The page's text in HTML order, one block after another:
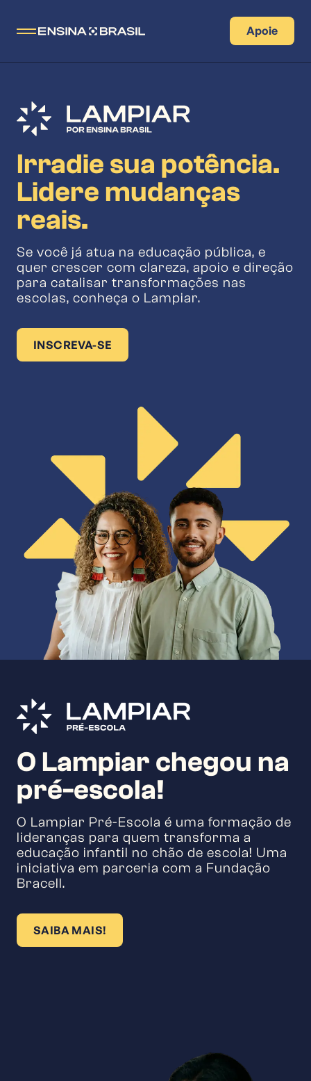
Apoie
Homepage
Sobre Nós
História
O que fazemos
Nossa Equipe
Nossos Programas
Impulso
Lampiar
Trainee Ensina
Blog
Transparência
Quero Ensina
Fale Conosco
Irradie sua potência.
Lidere mudanças
reais.
Se você já atua na educação pública, e
quer crescer com clareza, apoio e direção
para catalisar transformações nas
escolas, conheça o Lampiar.
INSCREVA-SE
O Lampiar chegou na
pré-escola!
O Lampiar Pré-Escola é uma formação de
lideranças para quem transforma a
educação infantil no chão de escola! Uma
iniciativa em parceria com a Fundação
Bracell.
SAIBA MAIS!